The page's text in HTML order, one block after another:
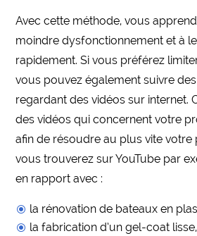
Avec cette méthode, vous
moindre dysfonctionnement et à
rapidement. Si vous préférez
vous pouvez également suivre
regardant des vidéos sur internet.
des vidéos qui concernent votre
afin de résoudre au plus vite votre
vous trouverez sur YouTube par
en rapport avec :
la rénovation de bateaux en
la fabrication d’un gel-coat lisse,